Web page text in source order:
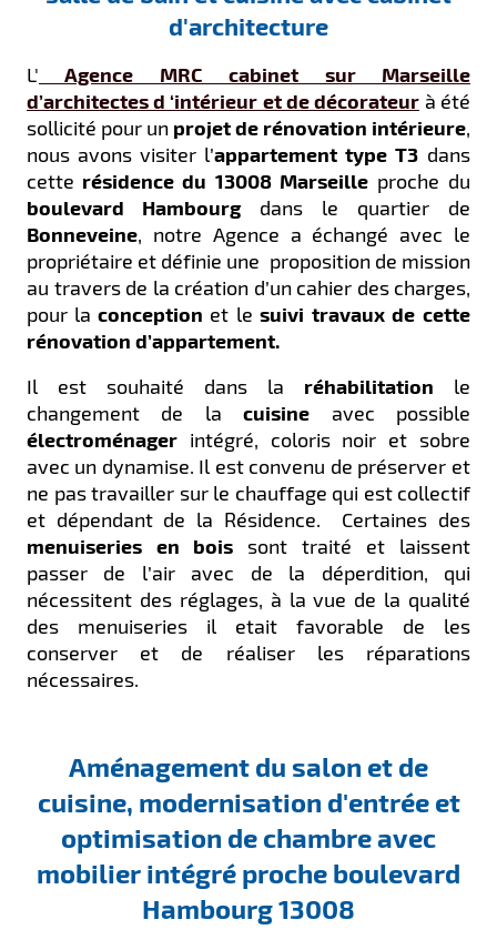
d'architecture
L'
Agence MRC cabinet sur Marseille
d’architectes d ‘intérieur et de décorateur à été
sollicité pour un projet de rénovation intérieure,
nous avons visiter l’appartement type T3 dans
cette résidence du 13008 Marseille proche du
boulevard Hambourgdans le quartier de
Bonneveine, notre Agence a échangé avec le
propriétaire et définie une proposition de mission
au travers de la création d’un cahier des charges,
pour la conception et le suivi travaux de cette
rénovation d’appartement.
Il est souhaité dans la réhabilitation le
changement de la cuisine avec possible
électroménager intégré, coloris noir et sobre
avec un dynamise. Il est convenu de préserver et
ne pas travailler sur le chauffage qui est collectif
et dépendant de la Résidence. Certaines des
menuiseries en bois sont traité et laissent
passer de l’air avec de la déperdition, qui
nécessitent des réglages, à la vue de la qualité
des menuiseries il etait favorable de les
conserver et de réaliser les réparations
nécessaires.
Aménagement du salon et de
cuisine, modernisation d'entrée et
optimisation de chambre avec
mobilier intégré proche boulevard
Hambourg 13008